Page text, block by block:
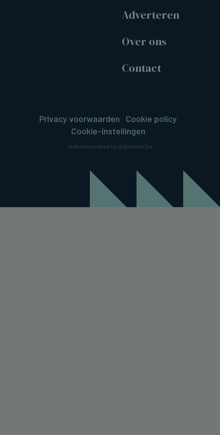
Adverteren
Over ons
Contact
Privacy voorwaarden
Cookie policy
Cookie-instellingen
website created by digicreate.be